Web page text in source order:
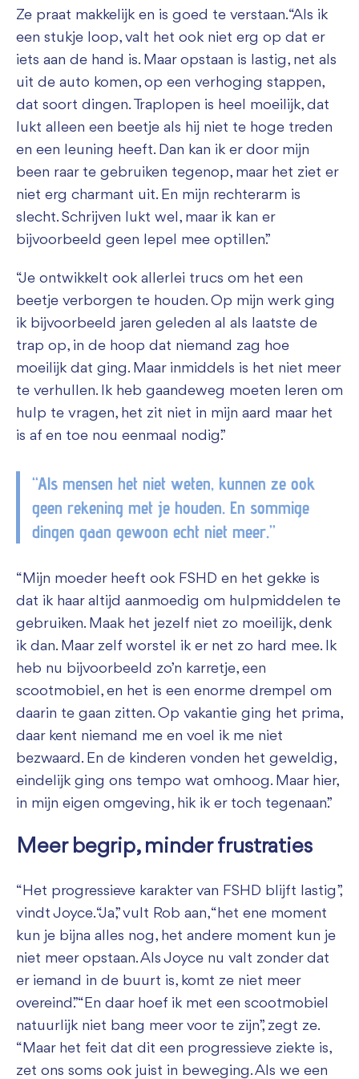
Ze praat makkelijk en is goed te verstaan. “Als ik
een stukje loop, valt het ook niet erg op dat er
iets aan de hand is. Maar opstaan is lastig, net als
uit de auto komen, op een verhoging stappen,
dat soort dingen. Traplopen is heel moeilijk, dat
lukt alleen een beetje als hij niet te hoge treden
en een leuning heeft. Dan kan ik er door mijn
been raar te gebruiken tegenop, maar het ziet er
niet erg charmant uit. En mijn rechterarm is
slecht. Schrijven lukt wel, maar ik kan er
bijvoorbeeld geen lepel mee optillen.”
“Je ontwikkelt ook allerlei trucs om het een
beetje verborgen te houden. Op mijn werk ging
ik bijvoorbeeld jaren geleden al als laatste de
trap op, in de hoop dat niemand zag hoe
moeilijk dat ging. Maar inmiddels is het niet meer
te verhullen. Ik heb gaandeweg moeten leren om
hulp te vragen, het zit niet in mijn aard maar het
is af en toe nou eenmaal nodig.”
“Als mensen het niet weten, kunnen ze ook
geen rekening met je houden. En sommige
dingen gaan gewoon echt niet meer.”
“Mijn moeder heeft ook FSHD en het gekke is
dat ik haar altijd aanmoedig om hulpmiddelen te
gebruiken. Maak het jezelf niet zo moeilijk, denk
ik dan. Maar zelf worstel ik er net zo hard mee. Ik
heb nu bijvoorbeeld zo’n karretje, een
scootmobiel, en het is een enorme drempel om
daarin te gaan zitten. Op vakantie ging het prima,
daar kent niemand me en voel ik me niet
bezwaard. En de kinderen vonden het geweldig,
eindelijk ging ons tempo wat omhoog. Maar hier,
in mijn eigen omgeving, hik ik er toch tegenaan.”
Meer begrip, minder frustraties
“Het progressieve karakter van FSHD blijft lastig”,
vindt Joyce. “Ja,” vult Rob aan, “het ene moment
kun je bijna alles nog, het andere moment kun je
niet meer opstaan. Als Joyce nu valt zonder dat
er iemand in de buurt is, komt ze niet meer
overeind.” “En daar hoef ik met een scootmobiel
natuurlijk niet bang meer voor te zijn”, zegt ze.
“Maar het feit dat dit een progressieve ziekte is,
zet ons soms ook juist in beweging. Als we een